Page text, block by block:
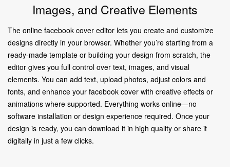
Images, and Creative Elements
The online facebook cover editor lets you create and customize
designs directly in your browser. Whether you’re starting from a
ready-made template or building your design from scratch, the
editor gives you full control over text, images, and visual
elements. You can add text, upload photos, adjust colors and
fonts, and enhance your facebook cover with creative effects or
animations where supported. Everything works online—no
software installation or design experience required. Once your
design is ready, you can download it in high quality or share it
digitally in just a few clicks.